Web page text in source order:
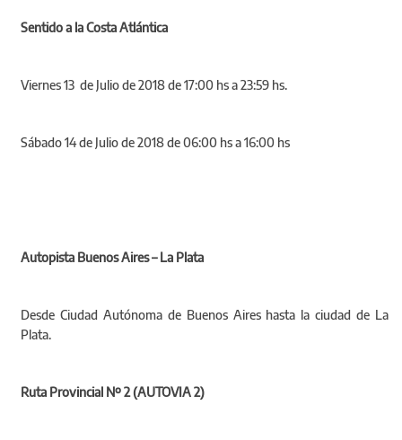
Sentido a la Costa Atlántica
Viernes 13 de Julio de 2018 de 17:00 hs a 23:59 hs.
Sábado 14 de Julio de 2018 de 06:00 hs a 16:00 hs
Autopista Buenos Aires – La Plata
Desde Ciudad Autónoma de Buenos Aires hasta la ciudad de La
Plata.
Ruta Provincial Nº 2 (AUTOVIA 2)